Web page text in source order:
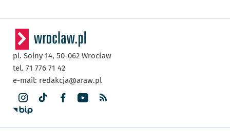
pl. Solny 14, 50-062 Wrocław
tel. 71 776 71 42
e-mail: redakcja@araw.pl